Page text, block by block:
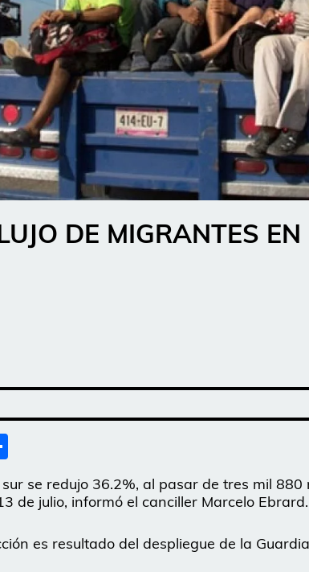
DE MIGRANTES
se redujo 36.2%, al pasar de tres mil
de julio, informó el canciller Marcelo Ebrard.
es resultado del despliegue de la